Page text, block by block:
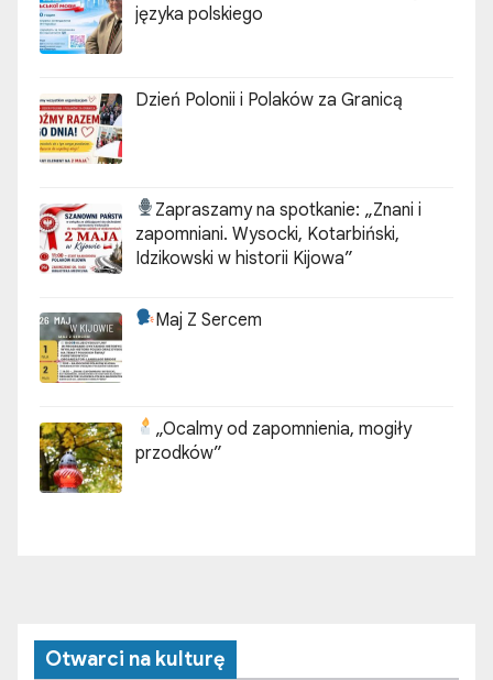
języka polskiego
Dzień Polonii i Polaków za Granicą
Zapraszamy na spotkanie: „Znani i
zapomniani. Wysocki, Kotarbiński,
Idzikowski w historii Kijowa”
Maj Z Sercem
„Ocalmy od zapomnienia, mogiły
przodków”
Otwarci na kulturę